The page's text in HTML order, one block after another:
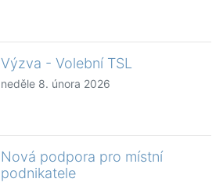
Výzva - Volební TSL
neděle 8. února 2026
Nová podpora pro místní
podnikatele